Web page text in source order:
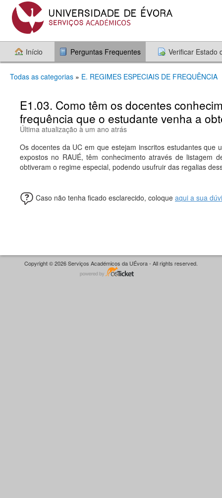
Início Perguntas Frequentes Verificar Estado
Todas as categorias » E. REGIMES ESPECIAIS DE FREQUÊNCIA
E1.03. Como têm os docentes
frequência que o estudante venha a
Última atualização à um ano atrás
Os docentes da UC em que estejam inscritos estudantes
expostos no RAUÉ, têm conhecimento através de listagem
obtiveram o regime especial, podendo usufruir das regalias
Caso não tenha ficado esclarecido, coloque aqui a sua
Copyright © 2026 Serviços Académicos da UÉvora - All rights reserved.